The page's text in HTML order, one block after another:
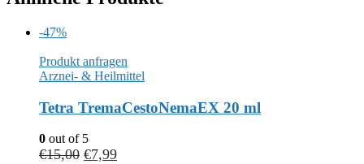
-47%
Produkt anfragen
Arznei- & Heilmittel
Tetra TremaCestoNemaEX 20 ml
0 out of 5
€15,00 €7,99